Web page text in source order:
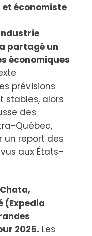
économiste
partagé un
économiques
prévisions
stables, alors
des
Québec,
report des
aux États-
(Expedia
2025. Les